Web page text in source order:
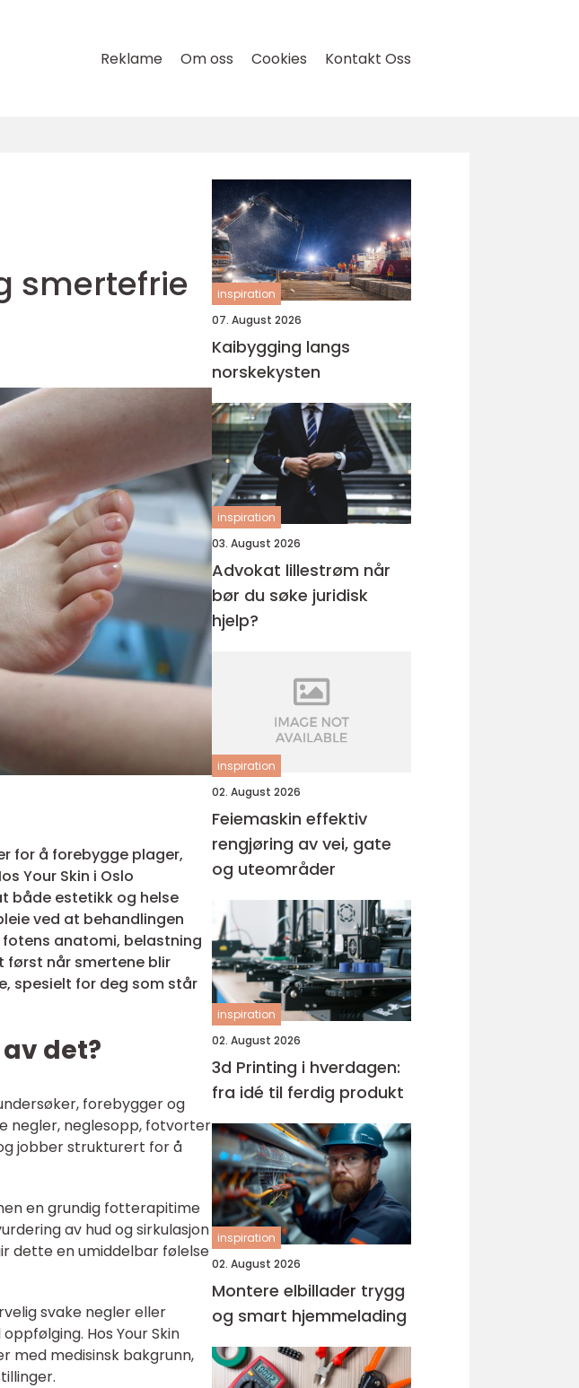
Reklame Om oss Cookies Kontakt Oss
smertefrie
for å forebygge plager,
Your Skin i Oslo
både estetikk og helse
ved at behandlingen
anatomi, belastning
først når smertene blir
spesielt for deg som står
det?
forebygger og
negler, neglesopp, fotvorter
jobber strukturert for å
en grundig fotterapitime
av hud og sirkulasjon
dette en umiddelbar følelse
svake negler eller
Hos Your Skin
med medisinsk bakgrunn,
inspiration
07. August 2026
Kaibygging langs
norskekysten
inspiration
03. August 2026
Advokat lillestrøm når
bør du søke juridisk
hjelp?
inspiration
02. August 2026
Feiemaskin effektiv
rengjøring av vei, gate
og uteområder
inspiration
02. August 2026
3d Printing i hverdagen:
fra idé til ferdig produkt
inspiration
02. August 2026
Montere elbillader trygg
og smart hjemmelading